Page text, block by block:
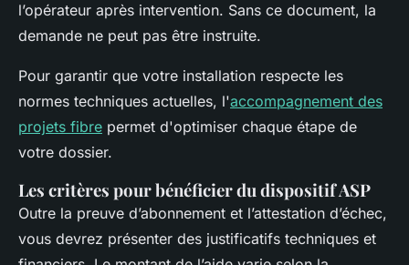
l’opérateur après intervention. Sans ce document, la
demande ne peut pas être instruite.
Pour garantir que votre installation respecte les
normes techniques actuelles, l'accompagnement des
projets fibre permet d'optimiser chaque étape de
votre dossier.
Les critères pour bénéficier du dispositif ASP
Outre la preuve d’abonnement et l’attestation d’échec,
vous devrez présenter des justificatifs techniques et